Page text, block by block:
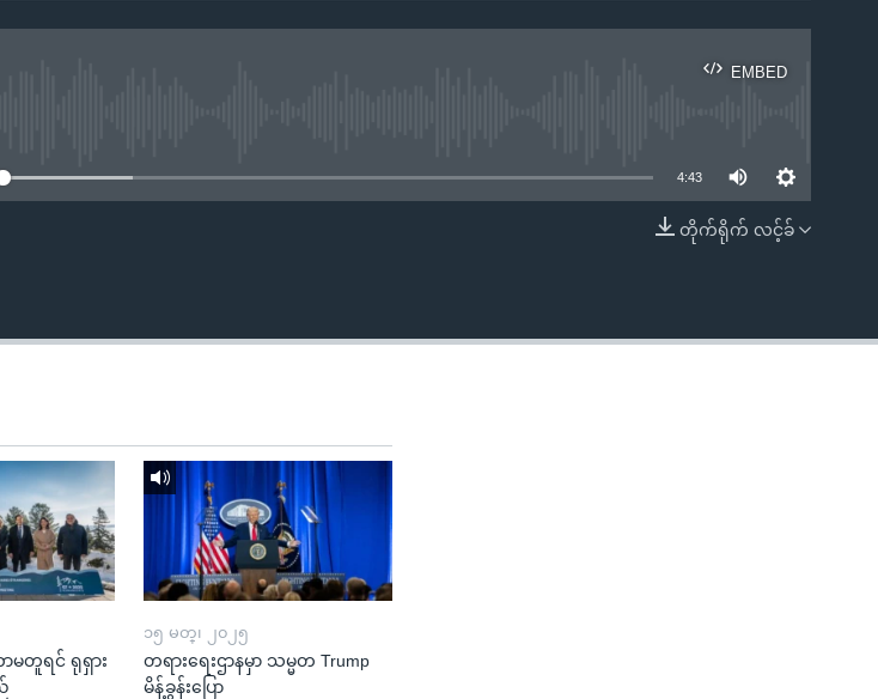
EMBED
EMBED
4:43
တိုက်ရိုက် လင့်ခ်
မတူရင် ရုရှား
၁၅ မတ္၊ ၂၀၂၅
တရားရေးဌာနမှာ သမ္မတ Trump
မိန့်ခွန်းပြော